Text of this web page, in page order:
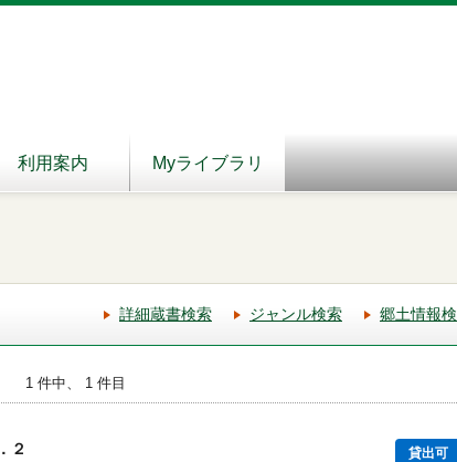
利用案内 Myライブラリ
詳細蔵書検索 ジャンル検索 郷土情報
1 件中、 1 件目
２ 貸出可